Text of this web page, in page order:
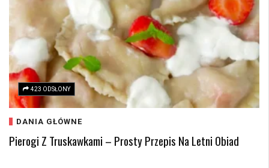
423 ODSŁONY
DANIA GŁÓWNE
Pierogi Z Truskawkami – Prosty Przepis Na Letni Obiad